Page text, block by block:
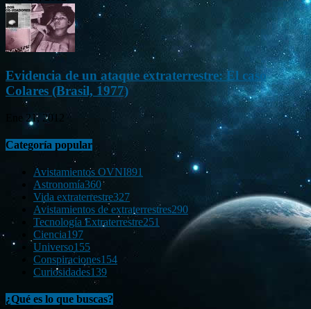
Evidencia de un ataque extraterrestre: El caso
Colares (Brasil, 1977)
Ene 21, 2012
Categoría popular
Avistamientos OVNI891
Astronomía360
Vida extraterrestre327
Avistamientos de extraterrestres290
Tecnología Extraterrestre251
Ciencia197
Universo155
Conspiraciones154
Curiosidades139
¿Qué es lo que buscas?